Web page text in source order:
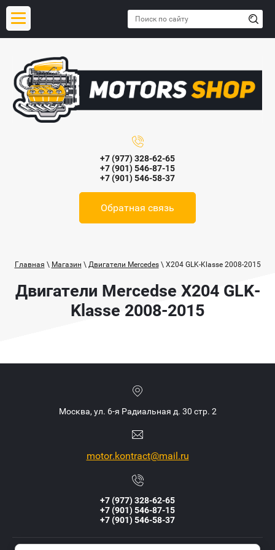
+7 (977) 328-62-65
+7 (901) 546-87-15
+7 (901) 546-58-37
Обратная связь
Главная \ Магазин \ Двигатели Mercedes\ X204 GLK-Klasse 2008-2015
Двигатели Mercedse X204 GLK-
Klasse 2008-2015
Москва, ул. 6-я Радиальная д. 30 стр. 2
motor.kontract@mail.ru
+7 (977) 328-62-65
+7 (901) 546-87-15
+7 (901) 546-58-37